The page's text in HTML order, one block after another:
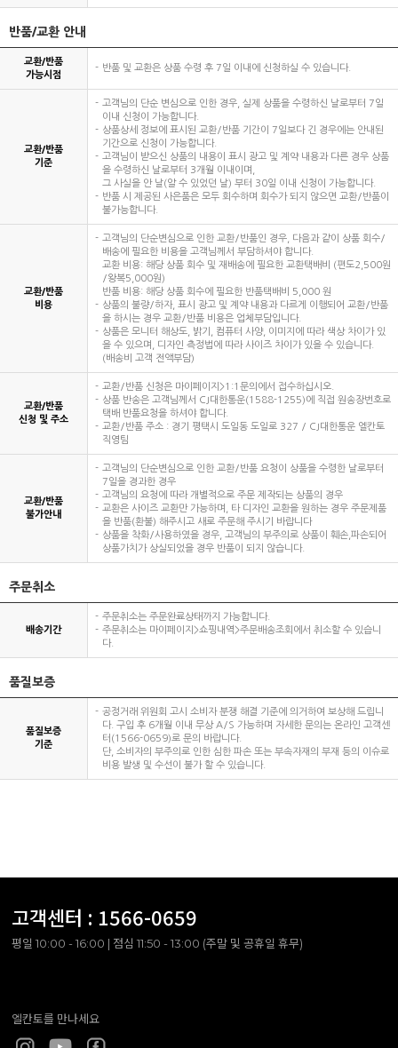
반품/교환 안내
교환/반품
가능시점
반품 및 교환은 상품 수령 후 7일 이내에 신청하실 수 있습니다.
교환/반품
기준
고객님의 단순 변심으로 인한 경우, 실제 상품을 수령하신 날로부터 7일
이내 신청이 가능합니다.
상품상세 정보에 표시된 교환/반품 기간이 7일보다 긴 경우에는 안내된
기간으로 신청이 가능합니다.
고객님이 받으신 상품의 내용이 표시 광고 및 계약 내용과 다른 경우 상품
을 수령하신 날로부터 3개월 이내이며,
그 사실을 안 날(알 수 있었던 날) 부터 30일 이내 신청이 가능합니다.
반품 시 제공된 사은품은 모두 회수하며 회수가 되지 않으면 교환/반품이
불가능합니다.
교환/반품
비용
고객님의 단순변심으로 인한 교환/반품인 경우, 다음과 같이 상품 회수/
배송에 필요한 비용을 고객님께서 부담하셔야 합니다.
교환 비용: 해당 상품 회수 및 재배송에 필요한 교환택배비 (편도2,500원
/왕복5,000원)
반품 비용: 해당 상품 회수에 필요한 반품택배비 5,000 원
상품의 불량/하자, 표시 광고 및 계약 내용과 다르게 이행되어 교환/반품
을 하시는 경우 교환/반품 비용은 업체부담입니다.
상품은 모니터 해상도, 밝기, 컴퓨터 사양, 이미지에 따라 색상 차이가 있
을 수 있으며, 디자인 측정법에 따라 사이즈 차이가 있을 수 있습니다.
(배송비 고객 전액부담)
교환/반품
신청 및 주소
교환/반품 신청은 마이페이지>1:1문의에서 접수하십시오.
상품 반송은 고객님께서 CJ대한통운(1588-1255)에 직접 원송장번호로
택배 반품요청을 하셔야 합니다.
교환/반품 주소 : 경기 평택시 도일동 도일로 327 / CJ대한통운 엘칸토
직영팀
교환/반품
불가안내
고객님의 단순변심으로 인한 교환/반품 요청이 상품을 수령한 날로부터
7일을 경과한 경우
고객님의 요청에 따라 개별적으로 주문 제작되는 상품의 경우
교환은 사이즈 교환만 가능하며, 타 디자인 교환을 원하는 경우 주문제품
을 반품(환불) 해주시고 새로 주문해 주시기 바랍니다
상품을 착화/사용하였을 경우, 고객님의 부주의로 상품이 훼손,파손되어
상품가치가 상실되었을 경우 반품이 되지 않습니다.
주문취소
배송기간
주문취소는 주문완료상태까지 가능합니다.
주문취소는 마이페이지>쇼핑내역>주문배송조회에서 취소할 수 있습니
다.
품질보증
품질보증
기준
공정거래 위원회 고시 소비자 분쟁 해결 기준에 의거하여 보상해 드립니
다. 구입 후 6개월 이내 무상 A/S 가능하며 자세한 문의는 온라인 고객센
터(1566-0659)로 문의 바랍니다.
단, 소비자의 부주의로 인한 심한 파손 또는 부속자재의 부재 등의 이슈로
비용 발생 및 수선이 불가 할 수 있습니다.
고객센터 : 1566-0659
평일 10:00 - 16:00 | 점심 11:50 - 13:00 (주말 및 공휴일 휴무)
엘칸토를 만나세요